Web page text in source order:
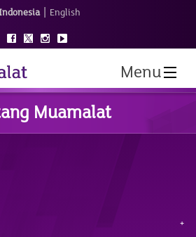
Indonesia | English
Menu
Muamalat